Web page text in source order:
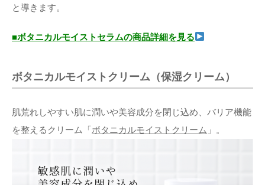
と導きます。
■ボタニカルモイストセラムの商品詳細を見る
ボタニカルモイストクリーム（保湿クリーム）
肌荒れしやすい肌に潤いや美容成分を閉じ込め、バリア機能
を整えるクリーム「ボタニカルモイストクリーム 」。